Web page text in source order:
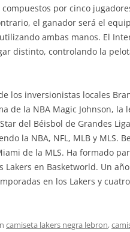
por cinco
el ganador será el
ambas manos. El
distinto, controlando la
los inversionistas locales
de la NBA Magic Johnson,
del Béisbol de Grandes
la NBA, NFL, MLB y MLS.
de la MLS. Ha formado
Lakers en Basketworld. Un
en los Lakers y
camiseta lakers negra lebron,